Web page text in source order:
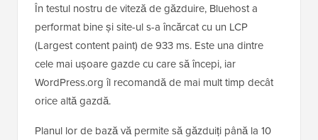
În testul nostru de viteză de găzduire, Bluehost a
performat bine și site-ul s-a încărcat cu un LCP
(Largest content paint) de 933 ms. Este una dintre
cele mai ușoare gazde cu care să începi, iar
WordPress.org îl recomandă de mai mult timp decât
orice altă gazdă.
Planul lor de bază vă permite să găzduiți până la 10